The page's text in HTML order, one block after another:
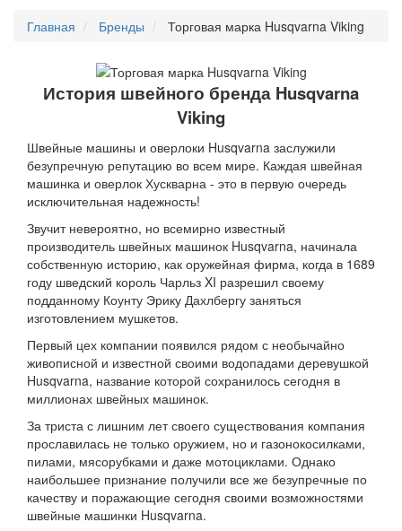
Главная
Бренды Торговая марка Husqvarna Viking
История швейного бренда Husqvarna
Viking
Швейные машины и оверлоки Husqvarna заслужили
безупречную репутацию во всем мире. Каждая швейная
машинка и оверлок Хускварна - это в первую очередь
исключительная надежность!
Звучит невероятно, но всемирно известный
производитель швейных машинок Husqvarna, начинала
собственную историю, как оружейная фирма, когда в 1689
году шведский король Чарльз XI разрешил своему
подданному Коунту Эрику Дахлбергу заняться
изготовлением мушкетов.
Первый цех компании появился рядом с необычайно
живописной и известной своими водопадами деревушкой
Husqvarna, название которой сохранилось сегодня в
миллионах швейных машинок.
За триста с лишним лет своего существования компания
прославилась не только оружием, но и газонокосилками,
пилами, мясорубками и даже мотоциклами. Однако
наибольшее признание получили все же безупречные по
качеству и поражающие сегодня своими возможностями
швейные машинки Husqvarna.